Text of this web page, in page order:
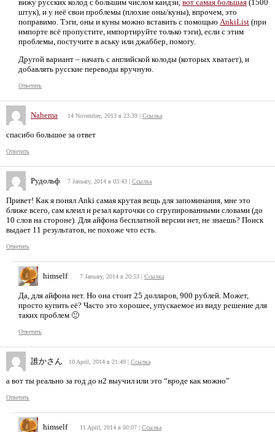
вижу русских колод с большим числом кандзи, вот самая большая (1500
штук), и у неё свои проблемы (плохие оны/куны), впрочем, это
поправимо. Тэги, оны и куны можно вставить с помощью AnkiList (при
импорте всё пропустите, импортируйте только тэги), если с этим
проблемы, постучите в аську или джаббер, помогу.
Другой вариант – начать с английской колоды (которых хватает), и
добавлять русские переводы вручную.
Ответить
Nahema 14 November, 2013 в 23:39 | Ссылка
спасибо большое за ответ
Ответить
Рудольф 7 January, 2014 в 03:43 | Ссылка
Привет! Как я понял Anki самая крутая вещь для запоминания, мне это
ближе всего, сам клеил и резал карточки со сгрупированными словами (до
10 слов на стороне). Для айфона бесплатной версии нет, не знаешь? Поиск
выдает 11 результатов, не похоже что есть.
Ответить
himself 7 January, 2014 в 20:53 | Ссылка
Да, для айфона нет. Но она стоит 25 долларов, 900 рублей. Может,
просто купить её? Часто это хорошее, упускаемое из виду решение для
таких проблем 🙂
Ответить
誰かさん 10 April, 2014 в 21:49 | Ссылка
а вот ты реально за год до н2 выучил или это “вроде как можно”
Ответить
himself 11 April, 2014 в 00:07 | Ссылка